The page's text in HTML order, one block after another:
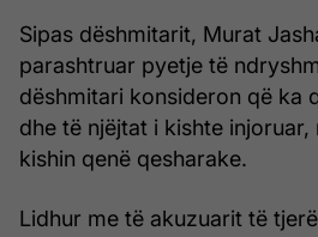
Sipas dëshmitarit, Murat
parashtruar pyetje të
dëshmitari konsideron që ka
dhe të njëjtat i kishte injoruar,
kishin qenë qesharake.
Lidhur me të akuzuarit të